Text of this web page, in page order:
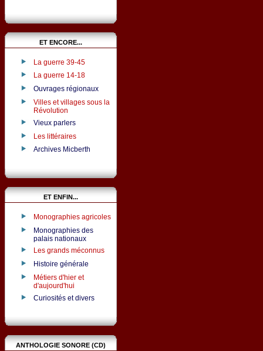
ET ENCORE...
La guerre 39-45
La guerre 14-18
Ouvrages régionaux
Villes et villages sous la
Révolution
Vieux parlers
Les littéraires
Archives Micberth
ET ENFIN...
Monographies agricoles
Monographies des
palais nationaux
Les grands méconnus
Histoire générale
Métiers d'hier et
d'aujourd'hui
Curiosités et divers
ANTHOLOGIE SONORE (CD)